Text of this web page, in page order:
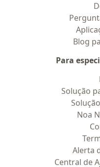
Blog
Para
Solução
Noa
Alerta
Central de